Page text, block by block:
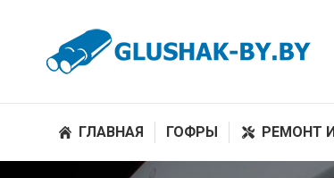
ГЛАВНАЯ ГОФРЫ РЕМОНТ